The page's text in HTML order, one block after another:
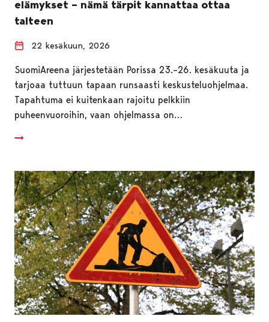
elämykset – nämä tärpit kannattaa ottaa
talteen
22 kesäkuun, 2026
SuomiAreena järjestetään Porissa 23.–26. kesäkuuta ja
tarjoaa tuttuun tapaan runsaasti keskusteluohjelmaa.
Tapahtuma ei kuitenkaan rajoitu pelkkiin
puheenvuoroihin, vaan ohjelmassa on…